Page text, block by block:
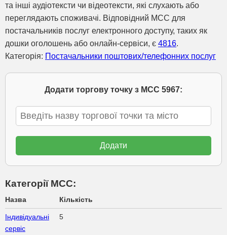
та інші аудіотексти чи відеотексти, які слухають або
переглядають споживачі. Відповідний MCC для
постачальників послуг електронного доступу, таких як
дошки оголошень або онлайн-сервіси, є 4816.
Категорія: Постачальники поштових/телефонних послуг
Додати торгову точку з МСС 5967:
Категорії МСС:
Назва Кількість
Індивідуальні
сервіс
5